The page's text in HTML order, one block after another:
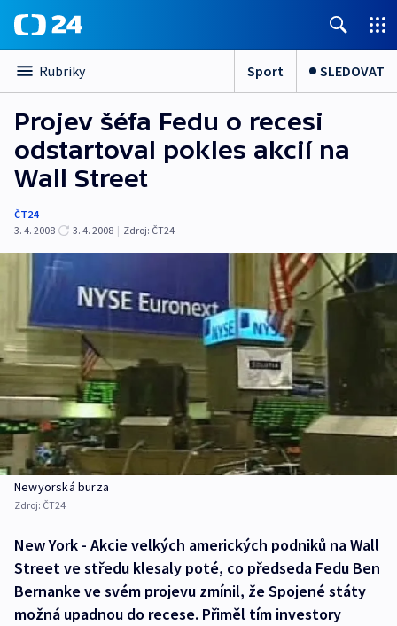
Rubriky Sport SLEDOVAT
Projev šéfa Fedu o recesi
odstartoval pokles akcií na
Wall Street
ČT24
3. 4. 2008
3. 4. 2008 | Zdroj: ČT24
Newyorská burza
Zdroj: ČT24
New York - Akcie velkých amerických podniků na Wall
Street ve středu klesaly poté, co předseda Fedu Ben
Bernanke ve svém projevu zmínil, že Spojené státy
možná upadnou do recese. Přiměl tím investory